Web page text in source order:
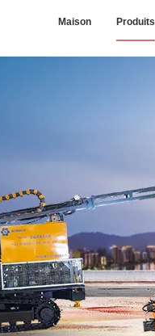
Maison Produits